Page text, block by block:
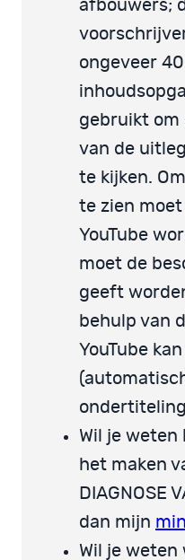
afbouwers;
ongeveer
gebruikt om
van de
te kijken.
te zien
YouTube
moet de
geeft
behulp van
YouTube
Wil je
het maken
DIAGNOSE
dan mijn
Wil je weten